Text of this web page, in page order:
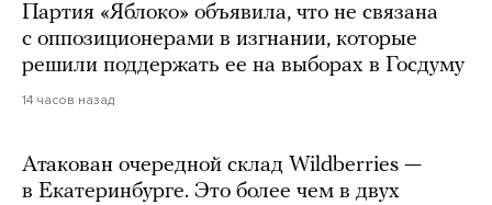
Партия «Яблоко» объявила, что не связана
с оппозиционерами в изгнании, которые
решили поддержать ее на выборах в Госдуму
14 часов назад
Атакован очередной склад Wildberries —
в Екатеринбурге. Это более чем в двух